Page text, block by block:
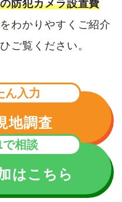
防犯カメラ設置費
をわかりやすくご紹介
ご覧ください。
ん入力
地調査
で相談
はこちら